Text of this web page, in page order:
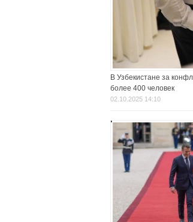
В Узбекистане за
более 400 человек
02.10.2025 14:10